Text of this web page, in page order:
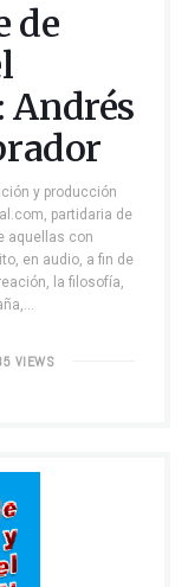
de
Andrés
y producción
partidaria de
aquellas con
en audio, a fin de
la filosofía,
VIEWS